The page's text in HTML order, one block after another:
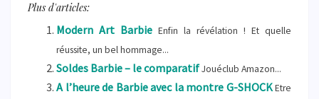
Plus d'articles:
Modern Art Barbie Enfin la révélation ! Et quelle
réussite, un bel hommage...
Soldes Barbie – le comparatifJouéclub Amazon...
A l’heure de Barbie avec la montre G-SHOCK Etre